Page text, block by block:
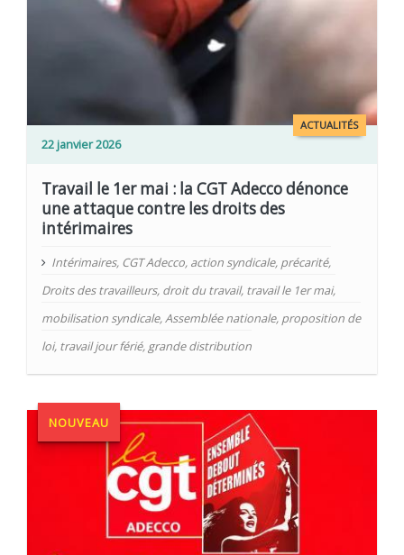
ACTUALITÉS
22 janvier 2026
Travail le 1er mai : la CGT Adecco dénonce
une attaque contre les droits des
intérimaires
Intérimaires, CGT Adecco, action syndicale, précarité,
Droits des travailleurs, droit du travail, travail le 1er mai,
mobilisation syndicale, Assemblée nationale, proposition de
loi, travail jour férié, grande distribution
NOUVEAU